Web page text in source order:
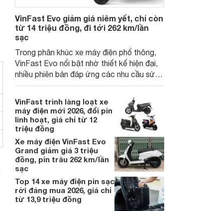
VinFast Evo giảm giá niêm yết, chỉ còn
từ 14 triệu đồng, đi tới 262 km/lần
sạc
Trong phân khúc xe máy điện phổ thông,
VinFast Evo nổi bật nhờ thiết kế hiện đại,
nhiều phiên bản đáp ứng các nhu cầu sử
dụng khác nhau. Việc VinFast cập nhật giá
bán giúp các mẫu Evo trở thành lựa chọn
đáng cân nhắc hơn với khách hàng đang
tìm kiếm xe điện đi lại hằng ngày.
VinFast trình làng loạt xe
máy điện mới 2026, đổi pin
linh hoạt, giá chỉ từ 12
triệu đồng
Xe máy điện VinFast Evo
Grand giảm giá 3 triệu
đồng, pin trâu 262 km/lần
sạc
Top 14 xe máy điện pin sạc
rời đáng mua 2026, giá chỉ
từ 13,9 triệu đồng